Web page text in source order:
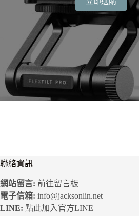
格：
NT$6,900。
格：
NT$5,520。
聯絡資訊
網站留言: 前往留言板
電子信箱: info@jacksonlin.net
LINE: 點此加入官方LINE